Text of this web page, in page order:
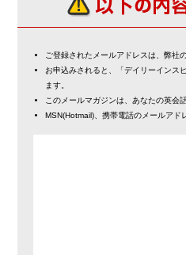
ご登録されたメールアドレスは、弊社
お申込みされると、「デイリーインス
ます。
このメールマガジンは、あなたの英会
MSN(Hotmail)、携帯電話のメールアド